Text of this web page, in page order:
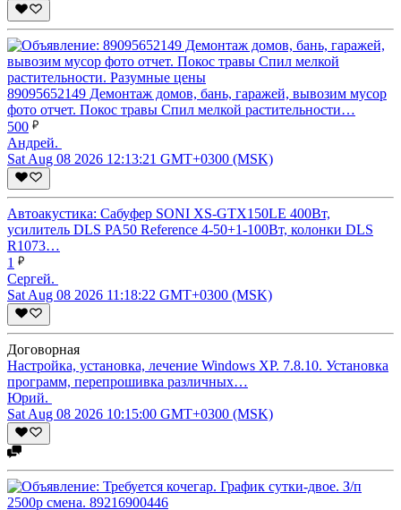
89095652149 Демонтаж домов, бань, гаражей, вывозим мусор
фото отчет. Покос травы Спил мелкой растительности…
500
Андрей.
Sat Aug 08 2026 12:13:21 GMT+0300 (MSK)
Автоакустика: Сабуфер SONI XS-GTX150LE 400Вт,
усилитель DLS PA50 Reference 4-50+1-100Вт, колонки DLS
R1073…
1
Сергей.
Sat Aug 08 2026 11:18:22 GMT+0300 (MSK)
Договорная
Настройка, установка, лечение Windows XP. 7.8.10. Установка
программ, перепрошивка различных…
Юрий.
Sat Aug 08 2026 10:15:00 GMT+0300 (MSK)